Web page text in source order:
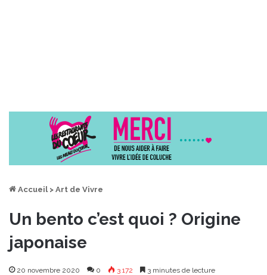
Accueil > Art de Vivre
Un bento c’est quoi ? Origine
japonaise
20 novembre 2020 0 3 172 3 minutes de lecture